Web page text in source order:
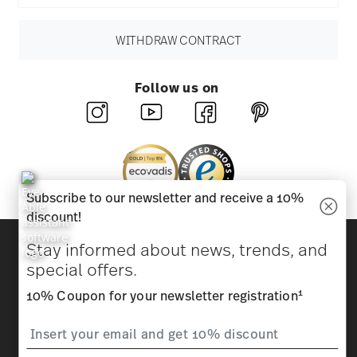
WITHDRAW CONTRACT
Follow us on
Beauty & functionality for your home
Homepage General terms and conditions
Privacy
Subscribe to our newsletter and receive a 10%
discount!
Stay informed about news, trends, and
special offers.
10% Coupon for your newsletter registration1